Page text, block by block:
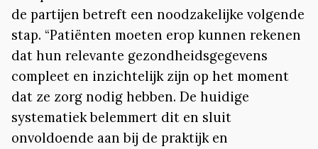
de partijen betreft een noodzakelijke volgende
stap. “Patiënten moeten erop kunnen rekenen
dat hun relevante gezondheidsgegevens
compleet en inzichtelijk zijn op het moment
dat ze zorg nodig hebben. De huidige
systematiek belemmert dit en sluit
onvoldoende aan bij de praktijk en